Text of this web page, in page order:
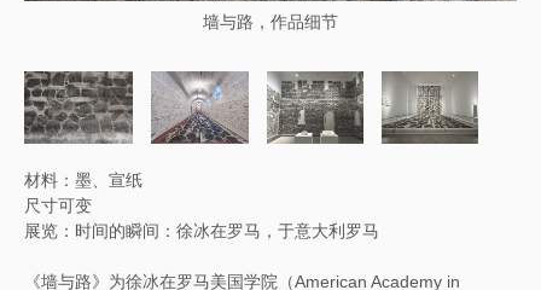
墙与路，作品细节
材料：墨、宣纸
尺寸可变
展览：时间的瞬间：徐冰在罗马，于意大利罗马
《墙与路》为徐冰在罗马美国学院（American Academy in